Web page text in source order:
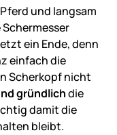
und langsam
ein Ende, denn
einfach die
Scherkopf nicht
gründlichdie
damit die
bleibt.